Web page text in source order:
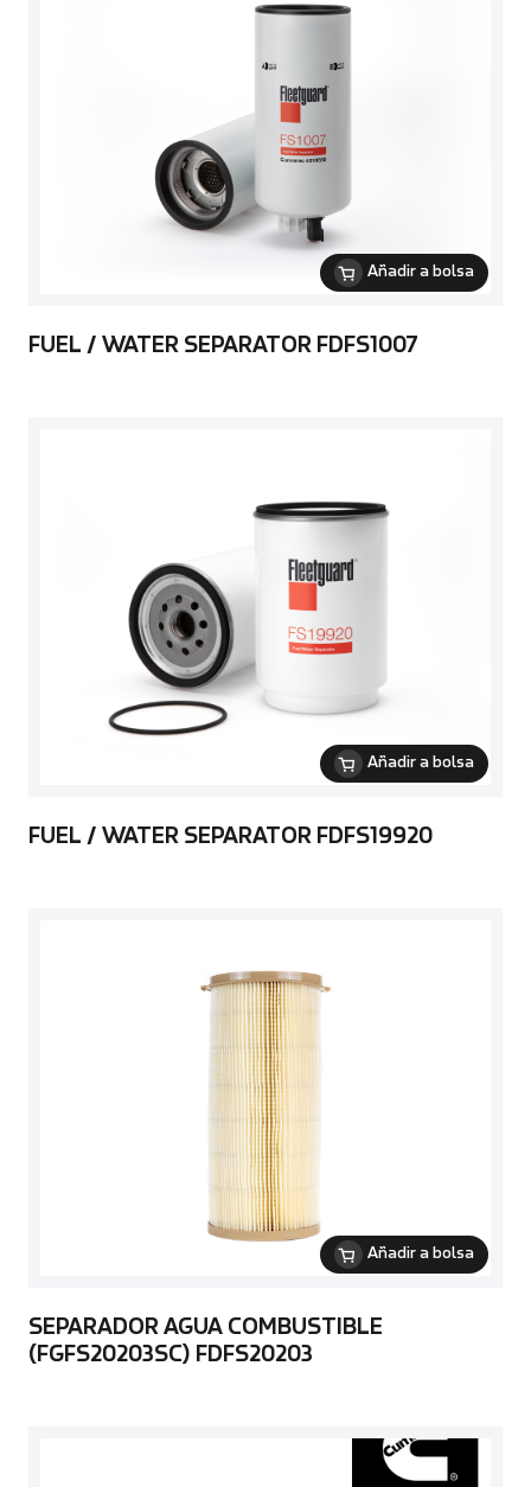
Añadir a bolsa
FUEL / WATER SEPARATOR FDFS1007
Añadir a bolsa
FUEL / WATER SEPARATOR FDFS19920
Añadir a bolsa
SEPARADOR AGUA COMBUSTIBLE
(FGFS20203SC) FDFS20203